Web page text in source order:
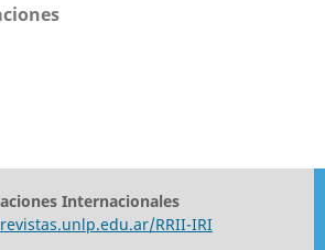
Internacionales
RRII-IRI